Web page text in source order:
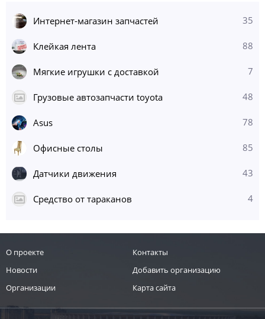
Интернет-магазин запчастей 35
Клейкая лента 88
Мягкие игрушки с доставкой 7
Грузовые автозапчасти toyota 48
Asus 78
Офисные столы 85
Датчики движения 43
Средство от тараканов 4
О проекте
Новости
Организации
Контакты
Добавить организацию
Карта сайта